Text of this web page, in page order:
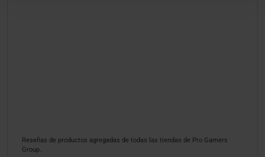
Reseñas de productos agregadas de todas las tiendas de Pro Gamers
Group.